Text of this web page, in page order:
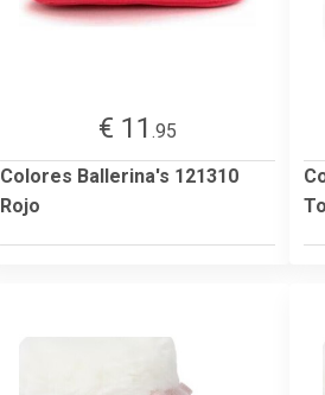
€ 11 .95
Colores Ballerina's 121310
Rojo